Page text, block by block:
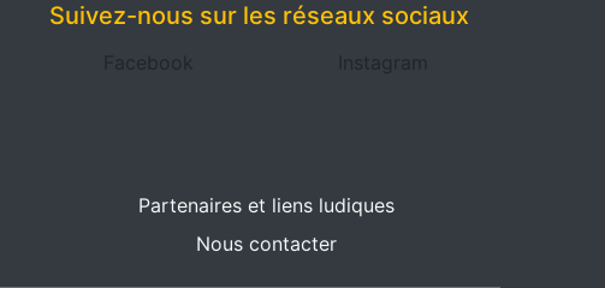
Suivez-nous sur les réseaux sociaux
Facebook Instagram
Partenaires et liens ludiques
Nous contacter